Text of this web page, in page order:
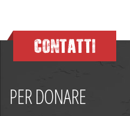
CONTATTI
PER DONARE